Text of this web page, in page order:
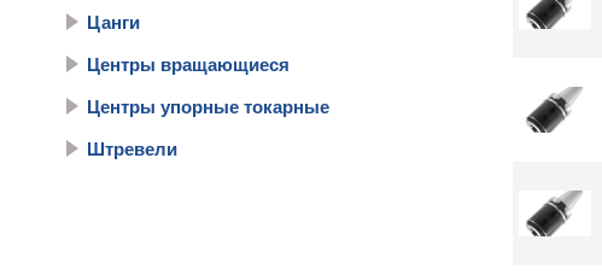
Цанги
Центры вращающиеся
Центры упорные токарные
Штревели